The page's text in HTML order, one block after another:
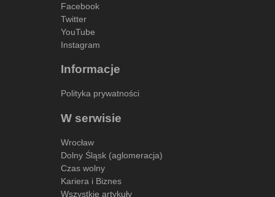
Facebook
Twitter
YouTube
Instagram
Informacje
Polityka prywatności
W serwisie
Wrocław
Dolny Śląsk (aglomeracja)
Czas wolny
Kariera i Biznes
Wszystkie artykuły